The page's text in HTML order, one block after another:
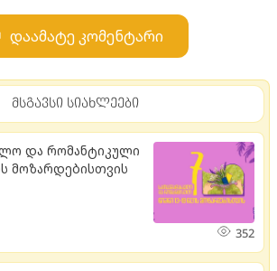
დაამატე კომენტარი
მსგავსი სიახლეები
და რომანტიკული
მოზარდებისთვის
352